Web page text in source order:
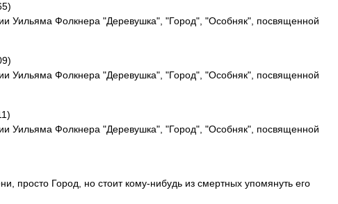
Уильяма Фолкнера "Деревушка", "Город", "Особняк", посвященной
Уильяма Фолкнера "Деревушка", "Город", "Особняк", посвященной
Уильяма Фолкнера "Деревушка", "Город", "Особняк", посвященной
просто Город, но стоит кому-нибудь из смертных упомянуть его